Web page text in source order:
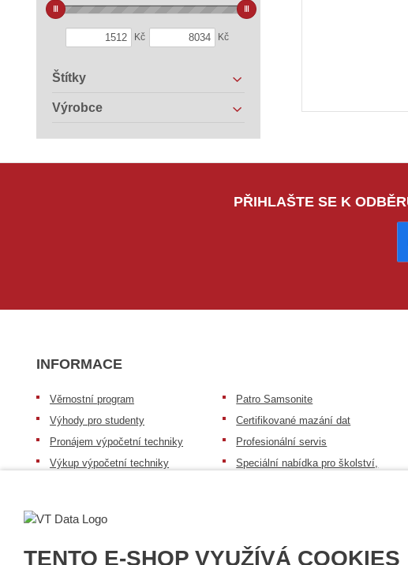
TENTO E-SHOP VYUŽÍVÁ COOKIES
Kč Kč
Štítky
Výrobce
PŘIHLAŠTE SE K
INFORMACE
Věrnostní program
Výhody pro studenty
Pronájem výpočetní techniky
Výkup výpočetní techniky
Patro baterie mobile energy
Patro Samsonite
Certifikované mazání dat
Profesionální servis
Speciální nabídka pro školství,